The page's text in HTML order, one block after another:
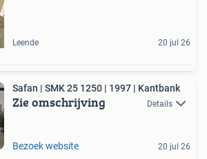
Leende 20 jul 26
Safan | SMK 25 1250 | 1997 | Kantbank
Zie omschrijving Details
Bezoek website 20 jul 26